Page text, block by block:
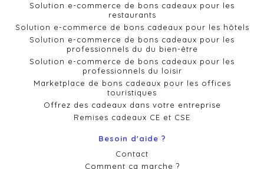
Solution e-commerce de bons cadeaux pour les
restaurants
Solution e-commerce de bons cadeaux pour les hôtels
Solution e-commerce de bons cadeaux pour les
professionnels du du bien-être
Solution e-commerce de bons cadeaux pour les
professionnels du loisir
Marketplace de bons cadeaux pour les offices
touristiques
Offrez des cadeaux dans votre entreprise
Remises cadeaux CE et CSE
Besoin d'aide ?
Contact
Comment ça marche ?